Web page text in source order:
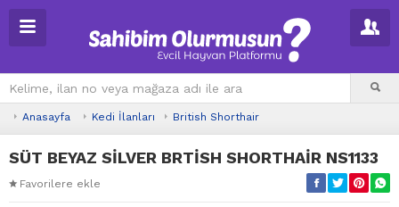
Anasayfa Kedi İlanları British Shorthair
SÜT BEYAZ SİLVER BRTİSH SHORTHAİR NS1133
Favorilere ekle